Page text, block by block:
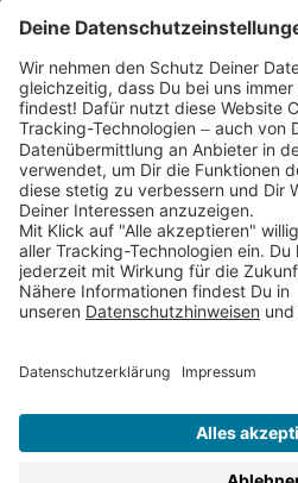
Partnerprogramm (Affiliate)
Folge uns auf
* Versandkostenfrei ab 9,00
Deutschlands
** Lieferzeit 1-3 Werktage
Thienemann-Esslinger Verlag GmbH,